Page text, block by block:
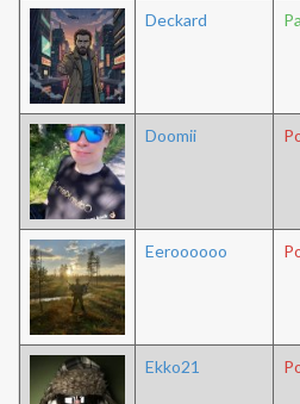
Deckard
Doomii
Eeroooooo
Ekko21